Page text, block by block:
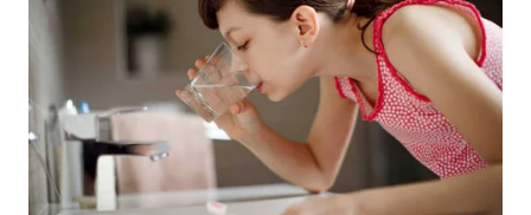
KALTARA
WN
KALSEL